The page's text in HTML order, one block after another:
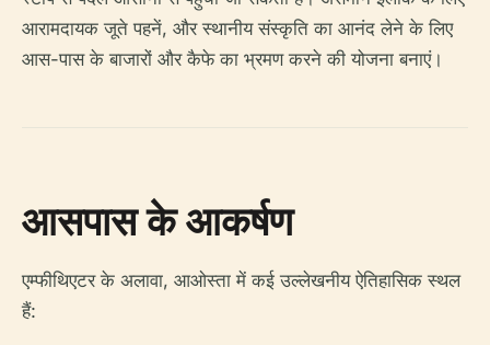
आरामदायक जूते पहनें, और स्थानीय संस्कृति का आनंद लेने के लिए
आस-पास के बाजारों और कैफे का भ्रमण करने की योजना बनाएं।
आसपास के आकर्षण
एम्फीथिएटर के अलावा, आओस्ता में कई उल्लेखनीय ऐतिहासिक स्थल
हैं: